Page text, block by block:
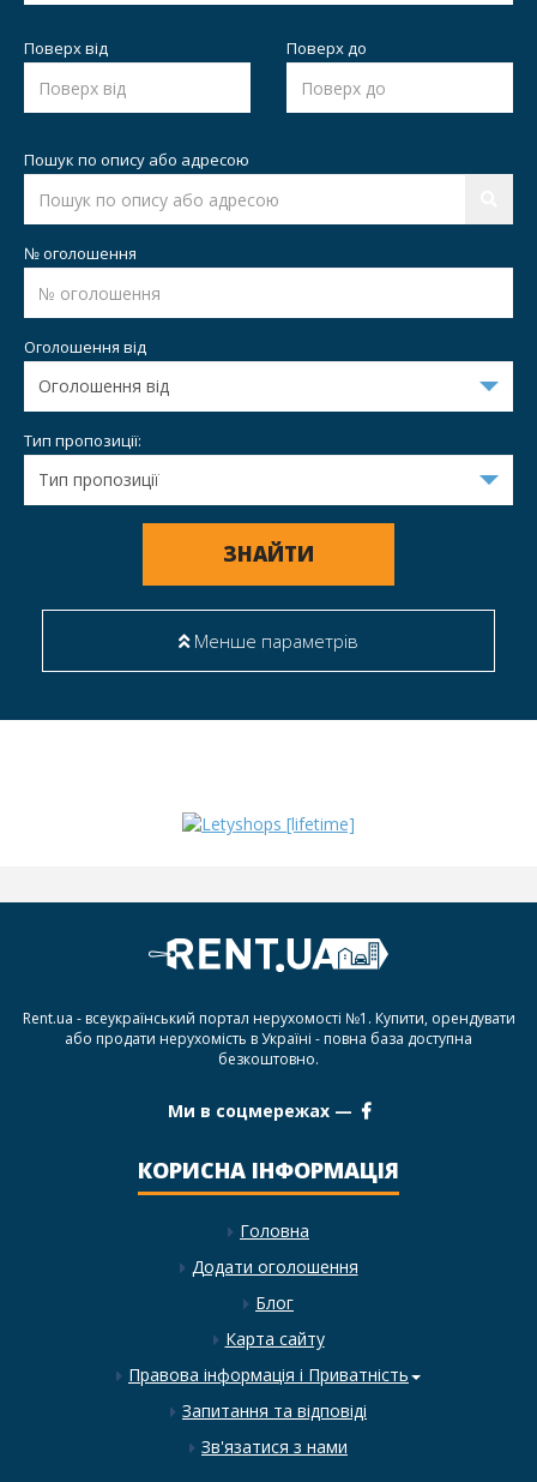
Поверх від Поверх до
Пошук по опису або адресою
№ оголошення
Оголошення від
Тип пропозиції:
ЗНАЙТИ
Менше параметрів
Rent.ua - всеукраїнський портал нерухомості №1. Купити, орендувати
або продати нерухомість в Україні - повна база доступна
безкоштовно.
Ми в соцмережах —
КОРИСНА ІНФОРМАЦІЯ
Головна
Додати оголошення
Блог
Карта сайту
Правова інформація і Приватність
Запитання та відповіді
Зв'язатися з нами